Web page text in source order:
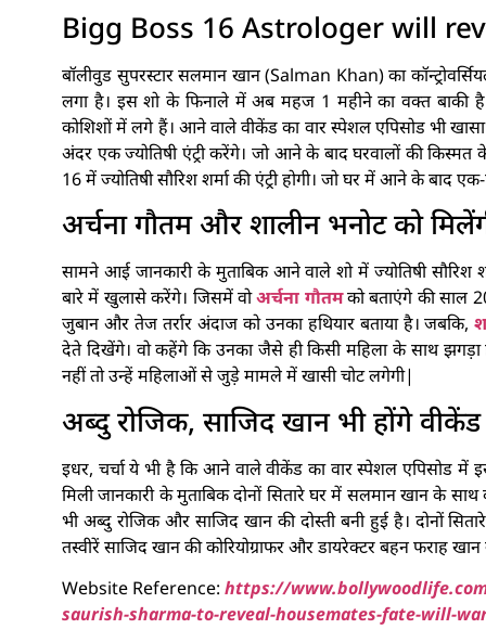
Bigg Boss 16 Astrologer will
बॉलीवुड सुपरस्टार सलमान खान (Salman Khan) का
लगा है। इस शो के फिनाले में अब महज 1 महीने का वक्त बाकी
कोशिशों में लगे हैं। आने वाले वीकेंड का वार स्पेशल एपिसोड भी
अंदर एक ज्योतिषी एंट्री करेंगे। जो आने के बाद घरवालों की
16 में ज्योतिषी सौरिश शर्मा की एंट्री होगी। जो घर में आने के बाद
अर्चना गौतम और शालीन भनोट को
सामने आई जानकारी के मुताबिक आने वाले शो में ज्योतिषी सौरिश
बारे में खुलासे करेंगे। जिसमें वोअर्चना गौतमको बताएंगे की साल
जुबान और तेज तर्रार अंदाज को उनका हथियार बताया है। जबकि,
देते दिखेंगे। वो कहेंगे कि उनका जैसे ही किसी महिला के साथ
नहीं तो उन्हें महिलाओं से जुड़े मामले में खासी चोट लगेगी|
अब्दु रोजिक, साजिद खान भी होंगे
इधर, चर्चा ये भी है कि आने वाले वीकेंड का वार स्पेशल एपिसोड में
मिली जानकारी के मुताबिक दोनों सितारे घर में सलमान खान के
भी अब्दु रोजिक और साजिद खान की दोस्ती बनी हुई है। दोनों
तस्वीरें साजिद खान की कोरियोग्राफर और डायरेक्टर बहन फराह
Website Reference: https://
saurish-sharma-to-reveal-housemates-fate-will-